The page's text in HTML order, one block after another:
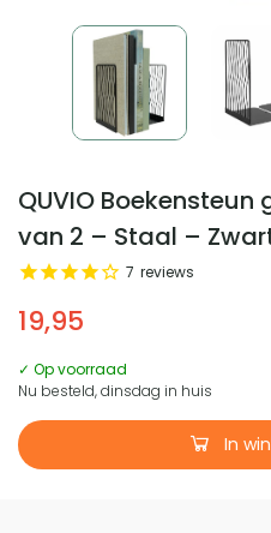
QUVIO
van 2 – Staal –
19,95
7 reviews
✓ Op voorraad
Nu besteld, dinsdag in huis
In